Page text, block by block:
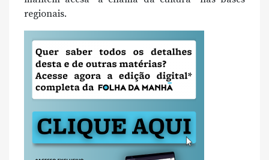
regionais.